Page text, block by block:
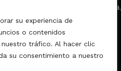
su experiencia de
o contenidos
tráfico. Al hacer clic
su consentimiento a nuestro
Pozuelo
de
Alarcón